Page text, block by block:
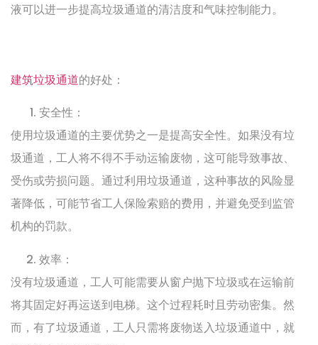
液可以进一步提高垃圾通道的清洁度和气味控制能力。
建筑垃圾通道的好处：
安全性：
使用垃圾通道的主要优势之一是提高安全性。如果没有垃
圾通道，工人将不得不手动运输废物，这可能导致事故、
受伤或劳损问题。通过利用垃圾通道，这种事故的风险显
著降低，可能节省工人保险索赔的费用，并避免受到监管
机构的罚款。
效率：
没有垃圾通道，工人可能需要从窗户抛下垃圾或在运输前
将其固定好再运送到电梯。这个过程耗时且劳动密集。然
而，有了垃圾通道，工人只需将废物送入垃圾通道中，就